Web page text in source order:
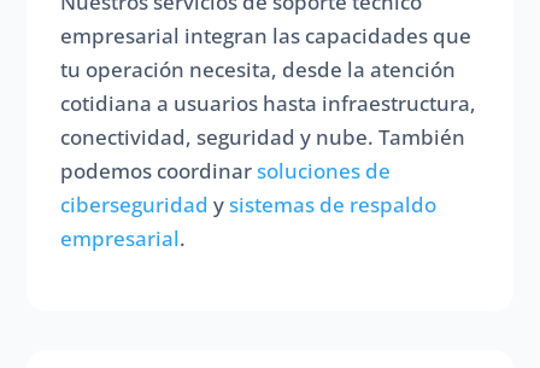
empresarial integran las capacidades que
tu operación necesita, desde la atención
cotidiana a usuarios hasta infraestructura,
conectividad, seguridad y nube. También
podemos coordinarsoluciones de
ciberseguridad ysistemas de respaldo
empresarial.